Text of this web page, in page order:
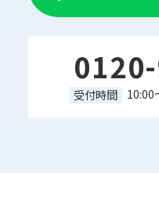
受付時間 10:00